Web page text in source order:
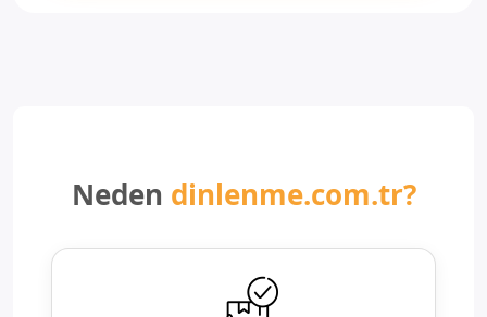
Neden dinlenme.com.tr?